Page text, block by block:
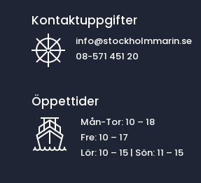
Kontaktuppgifter
info@stockholmmarin.se
08-571 451 20
Öppettider
Mån-Tor: 10 – 18
Fre: 10 – 17
Lör: 10 – 15 | Sön: 11 – 15